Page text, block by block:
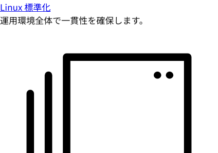
Linux 標準化
運用環境全体で一貫性を確保します。